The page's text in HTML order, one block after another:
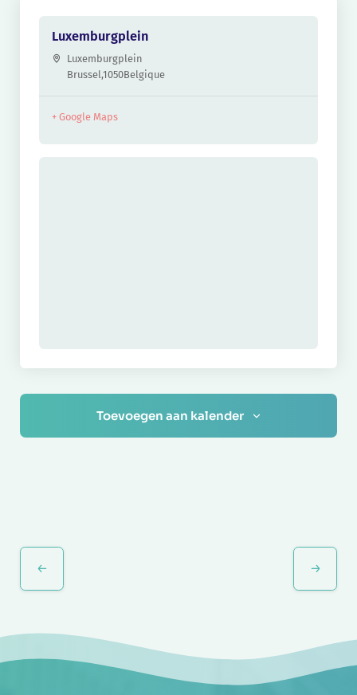
Luxemburgplein
Luxemburgplein
Brussel,1050Belgique
+ Google Maps
Toevoegen aan kalender
Navigatie